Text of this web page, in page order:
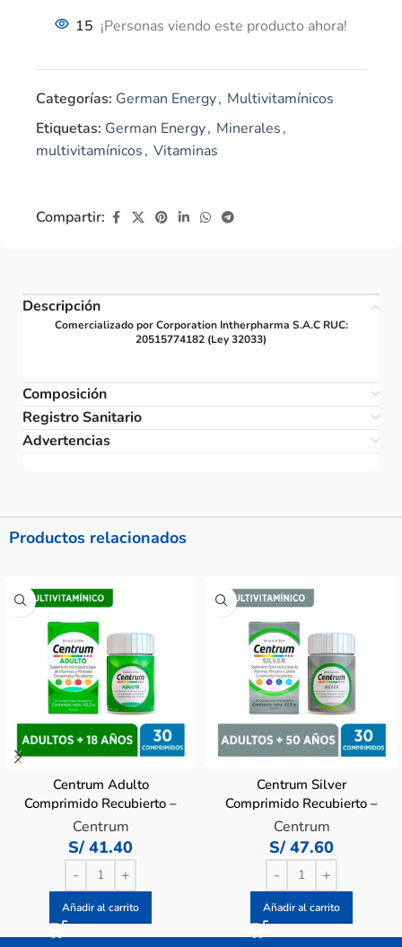
15 ¡Personas viendo este producto ahora!
Categorías: German Energy, Multivitamínicos
Etiquetas: German Energy, Minerales,
multivitamínicos, Vitaminas
Compartir:
Descripción
Comercializado por Corporation Intherpharma S.A.C RUC:
20515774182 (Ley 32033)
Composición
Registro Sanitario
Advertencias
Productos relacionados
Centrum Adulto
Comprimido Recubierto –
Frasco 30 UN
Centrum
S/ 41.40
Añadir al carrito
Centrum Silver
Comprimido Recubierto –
Frasco 30 UN
Centrum
S/ 47.60
Añadir al carrito